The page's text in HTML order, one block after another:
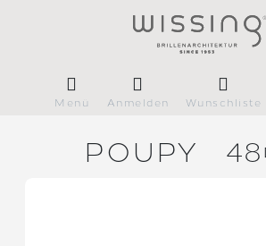
Menü Anmelden Wunschliste
POUPY